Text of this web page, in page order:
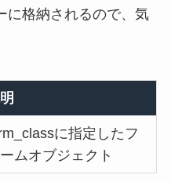
に格納されるので、気
に指定したフ
ムオブジェクト